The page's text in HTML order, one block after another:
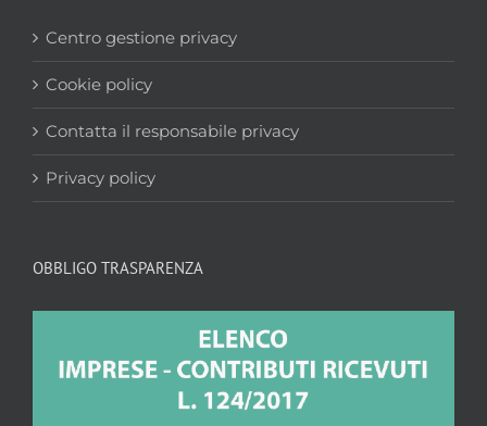
Centro gestione privacy
Cookie policy
Contatta il responsabile privacy
Privacy policy
OBBLIGO TRASPARENZA